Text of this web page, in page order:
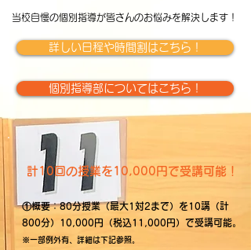
当校自慢の個別指導が皆さんのお悩みを解決します！
詳しい日程や時間割はこちら！
個別指導部についてはこちら！
​計10回の授業を10,000円で受講可能！
​①概要：80分授業（最大1対2まで）を10講（計
800分）10,000円（税込11,000円）で受講可能。
※一部例外有、詳細は下記参照。